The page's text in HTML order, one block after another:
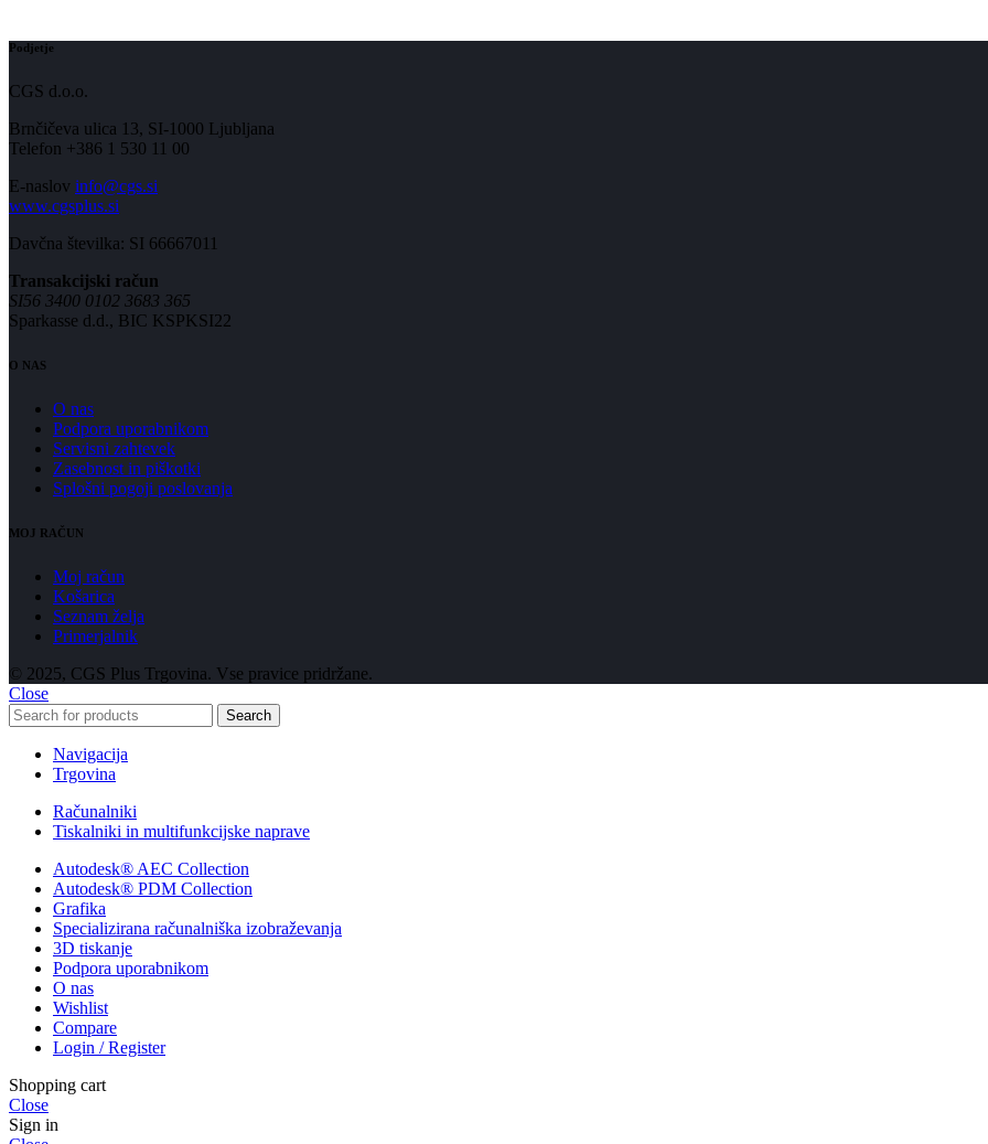
Podjetje
CGS d.o.o.
Brnčičeva ulica 13, SI-1000 Ljubljana
Telefon +386 1 530 11 00
E-naslov info@cgs.si
www.cgsplus.si
Davčna številka: SI 66667011
Transakcijski račun
SI56 3400 0102 3683 365
Sparkasse d.d., BIC KSPKSI22
O NAS
O nas
Podpora uporabnikom
Servisni zahtevek
Zasebnost in piškotki
Splošni pogoji poslovanja
MOJ RAČUN
Moj račun
Košarica
Seznam želja
Primerjalnik
© 2025, CGS Plus Trgovina. Vse pravice pridržane.
Close
Search
Navigacija
Trgovina
Računalniki
Tiskalniki in multifunkcijske naprave
Autodesk® AEC Collection
Autodesk® PDM Collection
Grafika
Specializirana računalniška izobraževanja
3D tiskanje
Podpora uporabnikom
O nas
Wishlist
Compare
Login / Register
Shopping cart
Close
Sign in